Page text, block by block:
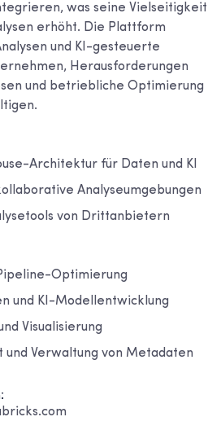
was seine Vielseitigkeit
erhöht. Die Plattform
und KI-gesteuerte
Herausforderungen
und betriebliche Optimierung
Architektur für Daten und KI
Analyseumgebungen
von Drittanbietern
Optimierung
und KI-Modellentwicklung
Visualisierung
und Verwaltung von Metadaten